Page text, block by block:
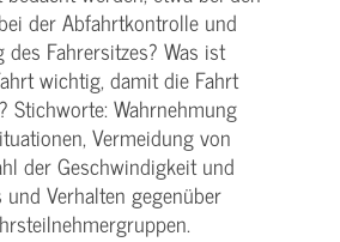
der Abfahrtkontrolle und
Fahrersitzes? Was ist
wichtig, damit die Fahrt
Stichworte: Wahrnehmung
Vermeidung von
der Geschwindigkeit und
Verhalten gegenüber